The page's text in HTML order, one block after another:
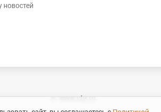
новостей
www.cta.ru